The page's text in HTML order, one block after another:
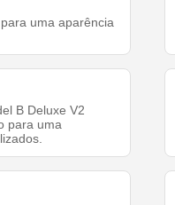
uma aparência
B Deluxe V2
para uma